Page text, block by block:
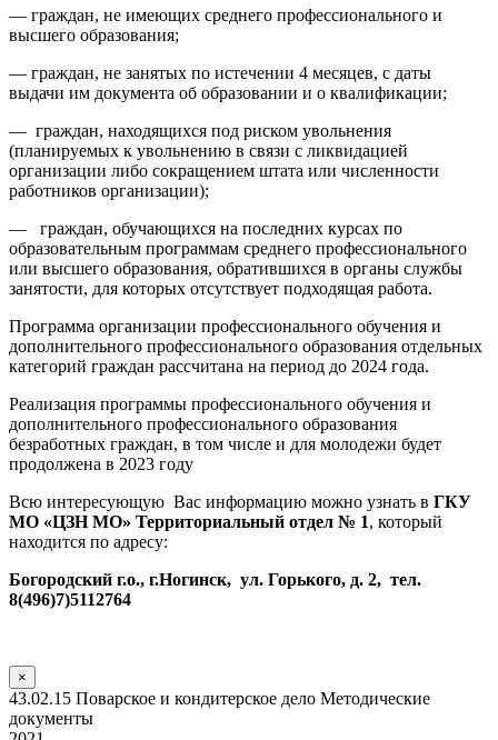
— граждан, не имеющих среднего профессионального и
высшего образования;
— граждан, не занятых по истечении 4 месяцев, с даты
выдачи им документа об образовании и о квалификации;
— граждан, находящихся под риском увольнения
(планируемых к увольнению в связи с ликвидацией
организации либо сокращением штата или численности
работников организации);
— граждан, обучающихся на последних курсах по
образовательным программам среднего профессионального
или высшего образования, обратившихся в органы службы
занятости, для которых отсутствует подходящая работа.
Программа организации профессионального обучения и
дополнительного профессионального образования отдельных
категорий граждан рассчитана на период до 2024 года.
Реализация программы профессионального обучения и
дополнительного профессионального образования
безработных граждан, в том числе и для молодежи будет
продолжена в 2023 году
Всю интересующую Вас информацию можно узнать в ГКУ
МО «ЦЗН МО» Территориальный отдел № 1, который
находится по адресу:
Богородский г.о., г.Ногинск, ул. Горького, д. 2, тел.
8(496)7)5112764
×
43.02.15 Поварское и кондитерское дело Методические
документы